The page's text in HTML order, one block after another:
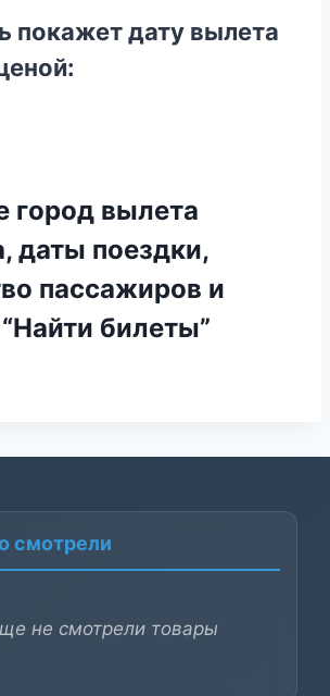
покажет дату вылета
город вылета
даты поездки,
пассажиров и
“Найти билеты”
смотрели
не смотрели товары